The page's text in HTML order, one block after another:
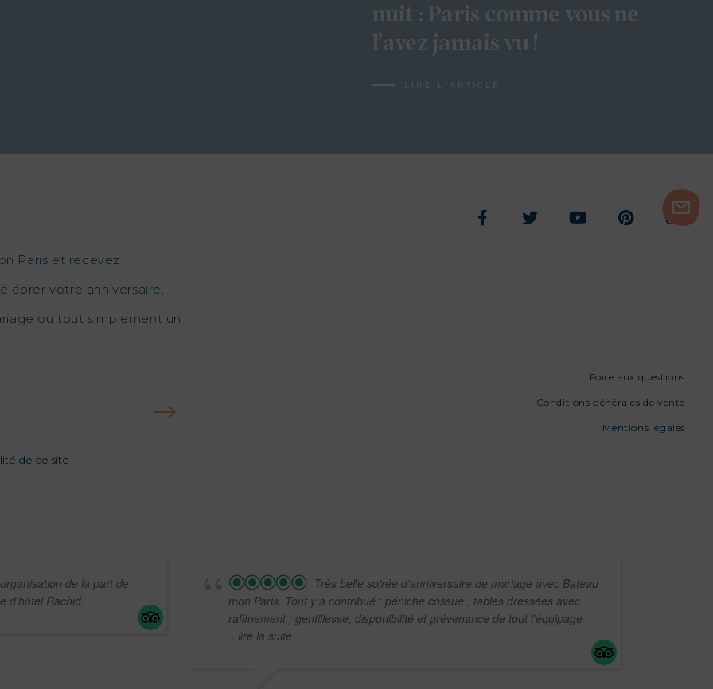
nuit : Paris comme vous ne
l’avez jamais vu !
LIRE L'ARTICLE
Paris et recevez
votre anniversaire,
ou tout simplement un
de ce site
Foire aux questions
Conditions générales de vente
Mentions légales
de la part de
d'hôtel Rachid.
Très belle soirée d'anniversaire de mariage avec Bateau
mon Paris. Tout y a contribué : péniche cossue ; tables dressées avec
raffinement ; gentillesse, disponibilité et prévenance de tout l'équipage
...lire la suite